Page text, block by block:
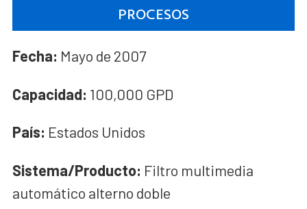
PROCESOS
Fecha: Mayo de 2007
Capacidad: 100,000 GPD
País: Estados Unidos
Sistema/Producto: Filtro multimedia
automático alterno doble